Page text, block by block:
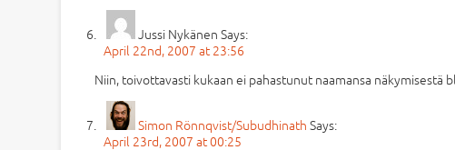
Jussi Nykänen Says:
April 22nd, 2007 at 23:56
Niin, toivottavasti kukaan ei pahastunut naamansa näkymisestä
Simon Rönnqvist/Subudhinath Says:
April 23rd, 2007 at 00:25